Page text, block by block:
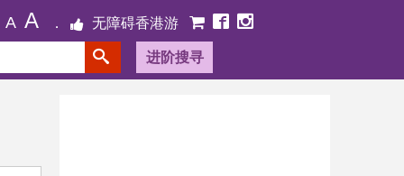
A A 无障碍香港游
进阶搜寻